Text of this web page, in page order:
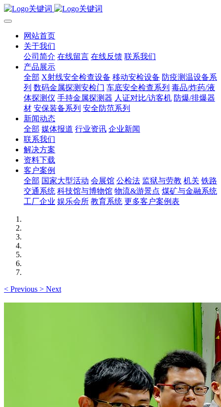
网站首页
关于我们
公司简介 在线留言 在线反馈 联系我们
产品展示
全部 X射线安全检查设备 移动安检设备 防疫测温设备系
列 数码金属探测安检门 车底安全检查系列 毒品/炸药/液
体探测仪 手持金属探测器 人证对比/访客机 防爆/排爆器
材 安保装备系列 安全防范系列
新闻动态
全部 媒体报道 行业资讯 企业新闻
联系我们
解决方案
资料下载
客户案例
全部 国家大型活动 会展馆 公检法 监狱与劳教 机关 铁路
交通系统 科技馆与博物馆 物流&游景点 煤矿与金融系统
工厂企业 娱乐会所 教育系统 更多客户案例表
< Previous > Next